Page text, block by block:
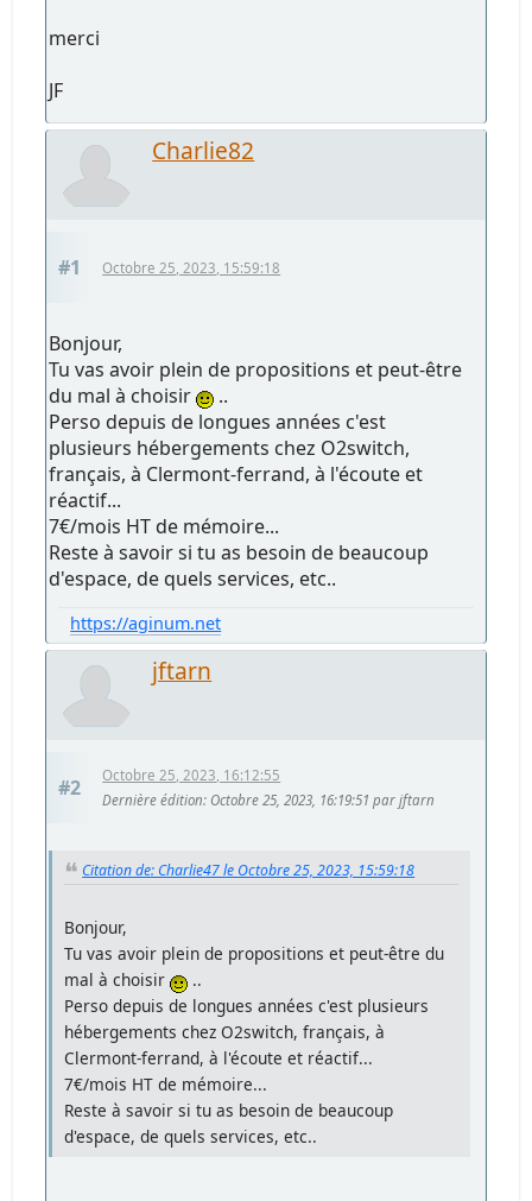
merci
JF
Charlie82
#1 Octobre 25, 2023, 15:59:18
Bonjour,
Tu vas avoir plein de propositions et peut-être
du mal à choisir
..
Perso depuis de longues années c'est
plusieurs hébergements chez O2switch,
français, à Clermont-ferrand, à l'écoute et
réactif...
7€/mois HT de mémoire...
Reste à savoir si tu as besoin de beaucoup
d'espace, de quels services, etc..
https://aginum.net
jftarn
#2
Octobre 25, 2023, 16:12:55
Dernière édition: Octobre 25, 2023, 16:19:51 par jftarn
Citation de: Charlie47 le Octobre 25, 2023, 15:59:18
Bonjour,
Tu vas avoir plein de propositions et peut-être du
mal à choisir
..
Perso depuis de longues années c'est plusieurs
hébergements chez O2switch, français, à
Clermont-ferrand, à l'écoute et réactif...
7€/mois HT de mémoire...
Reste à savoir si tu as besoin de beaucoup
d'espace, de quels services, etc..